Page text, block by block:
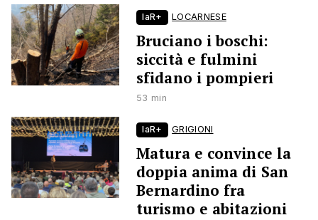
laR+ LOCARNESE
Bruciano i boschi:
siccità e fulmini
sfidano i pompieri
53 min
laR+ GRIGIONI
Matura e convince la
doppia anima di San
Bernardino fra
turismo e abitazioni